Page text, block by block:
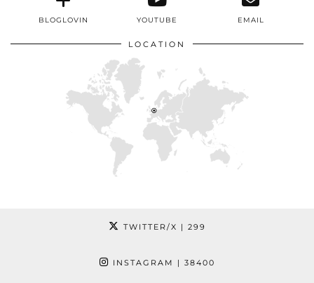
BLOGLOVIN YOUTUBE EMAIL
LOCATION
TWITTER/X | 299
INSTAGRAM | 38400